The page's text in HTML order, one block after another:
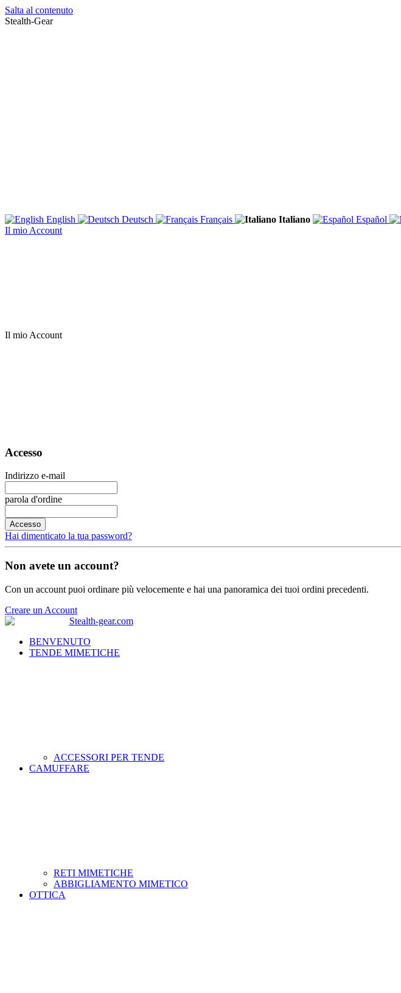
Salta al contenuto
Stealth-Gear
English Deutsch Français Italiano Español
Il mio Account
Il mio Account
Accesso
Indirizzo e-mail
parola d'ordine
Accesso
Hai dimenticato la tua password?
Non avete un account?
Con un account puoi ordinare più velocemente e hai una panoramica dei tuoi ordini precedenti.
Creare un Account
BENVENUTO
TENDE MIMETICHE
ACCESSORI PER TENDE
CAMUFFARE
RETI MIMETICHE
ABBIGLIAMENTO MIMETICO
OTTICA